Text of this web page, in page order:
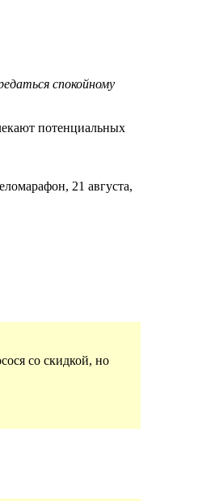
спокойному
потенциальных
21 августа,
со скидкой, но